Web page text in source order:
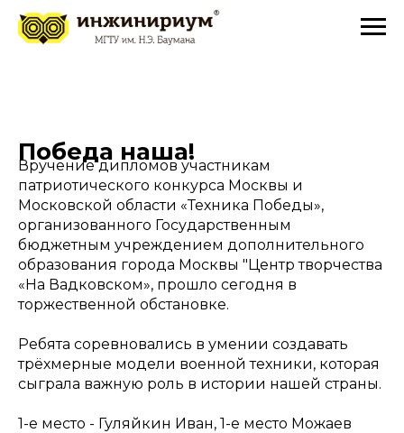
Победа наша!
Вручение дипломов участникам
патриотического конкурса Москвы и
Московской области «Техника Победы»,
организованного Государственным
бюджетным учреждением дополнительного
образования города Москвы "Центр творчества
«На Вадковском», прошло сегодня в
торжественной обстановке.
Ребята соревновались в умении создавать
трёхмерные модели военной техники, которая
сыграла важную роль в истории нашей страны.
1-е место - Гуляйкин Иван, 1-е место Можаев